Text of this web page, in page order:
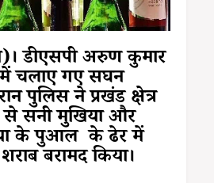
डीएसपी अरुण कुमार
चलाए गए सघन
पुलिस ने प्रखंड क्षेत्र
से सनी मुखिया और
के पुआल के ढेर में
बरामद किया।